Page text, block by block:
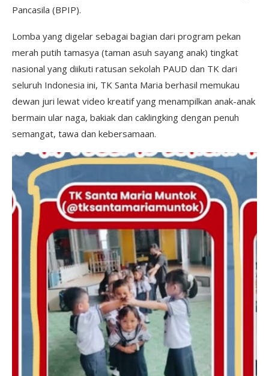
Pancasila (BPIP).
Lomba yang digelar sebagai bagian dari program pekan
merah putih tamasya (taman asuh sayang anak) tingkat
nasional yang diikuti ratusan sekolah PAUD dan TK dari
seluruh Indonesia ini, TK Santa Maria berhasil memukau
dewan juri lewat video kreatif yang menampilkan anak-anak
bermain ular naga, bakiak dan caklingking dengan penuh
semangat, tawa dan kebersamaan.